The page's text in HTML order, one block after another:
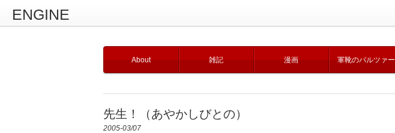
ENGINE
About 雑記 漫画 軍靴のバルツァー
先生！（あやかしびとの）
2005-03/07